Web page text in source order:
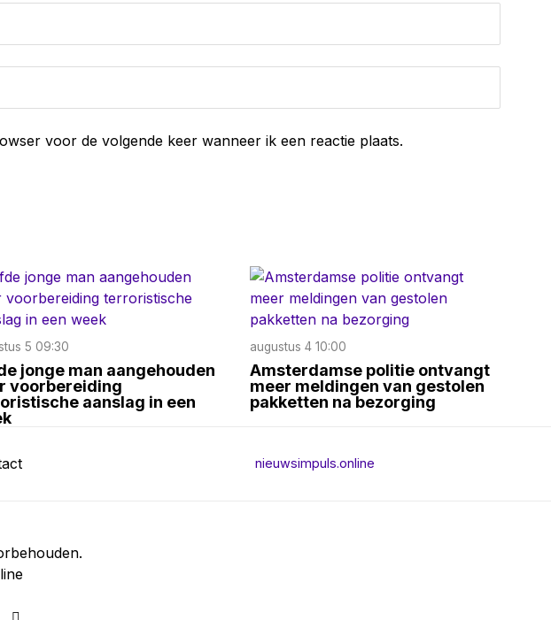
voor de volgende keer wanneer ik een reactie plaats.
5 09:30
jonge man aangehouden
voorbereiding
aanslag in een
augustus 4 10:00
Amsterdamse politie ontvangt
meer meldingen van gestolen
pakketten na bezorging
nieuwsimpuls.online